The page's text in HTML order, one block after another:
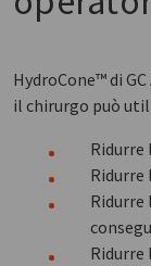
HydroCone™ di
il chirurgo può
Ridurre
Ridurre
Ridurre